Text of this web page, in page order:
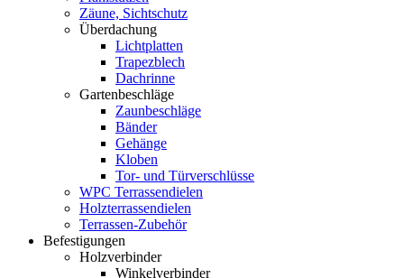
Zäune, Sichtschutz
Überdachung
Lichtplatten
Trapezblech
Dachrinne
Gartenbeschläge
Zaunbeschläge
Bänder
Gehänge
Kloben
Tor- und Türverschlüsse
WPC Terrassendielen
Holzterrassendielen
Terrassen-Zubehör
Befestigungen
Holzverbinder
Winkelverbinder